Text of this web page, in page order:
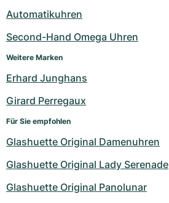
Automatikuhren
Second-Hand Omega Uhren
Weitere Marken
Erhard Junghans
Girard Perregaux
Für Sie empfohlen
Glashuette Original Damenuhren
Glashuette Original Lady Serenade
Glashuette Original Panolunar